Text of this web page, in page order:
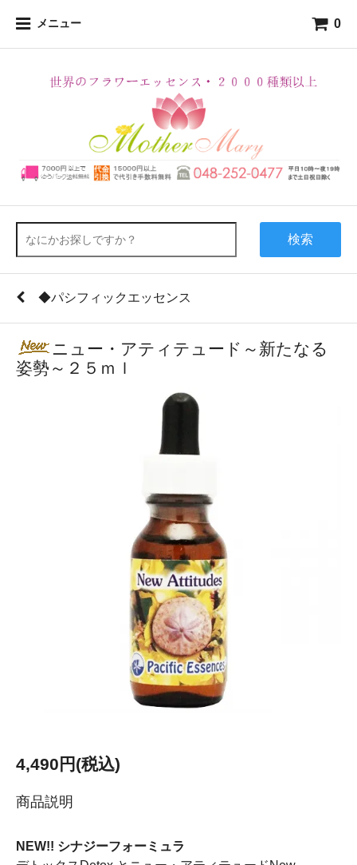
メニュー 0
検索
◆パシフィックエッセンス
ニュー・アティテュード～新たなる
姿勢～２５ｍｌ
4,490円(税込)
商品説明
NEW!! シナジーフォーミュラ